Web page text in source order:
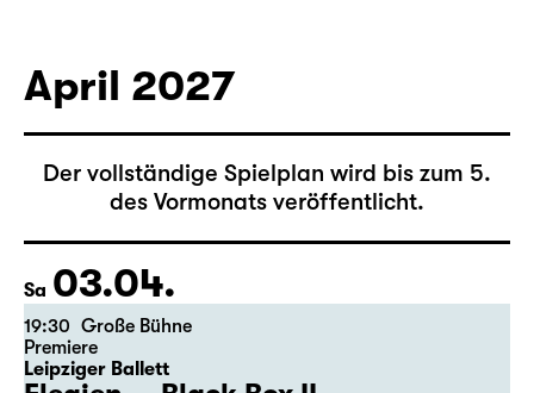
Karten
April 2027
Der vollständige Spielplan wird bis zum 5.
des Vormonats veröffentlicht.
Sa 03.04.